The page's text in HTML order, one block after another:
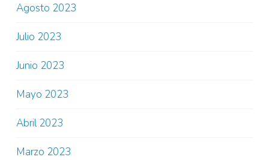
Agosto 2023
Julio 2023
Junio 2023
Mayo 2023
Abril 2023
Marzo 2023